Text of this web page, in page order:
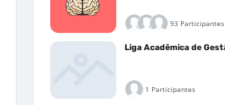
93 Participantes
1 Participantes